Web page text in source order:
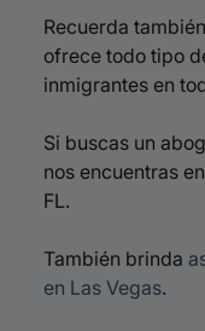
Recuerda
ofrece todo tipo
inmigrantes en
Si buscas un
nos encuentras
FL.
También brinda
en Las Vegas.